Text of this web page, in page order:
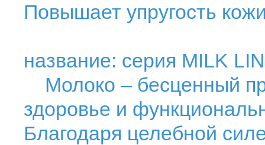
Повышает упругость
название: серия MILK
Молоко – бесценный
здоровье и
Благодаря целебной